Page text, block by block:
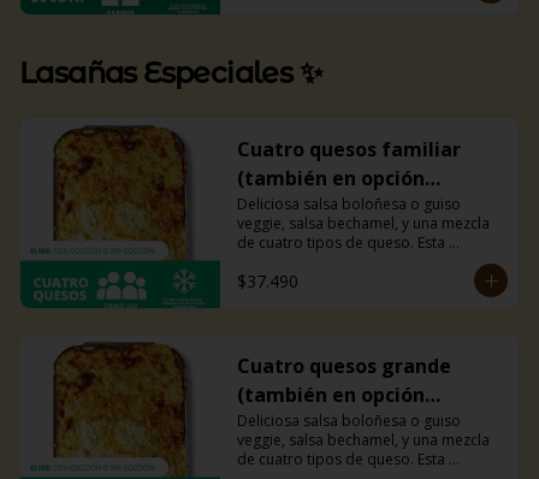
Lasañas Especiales ✨
Cuatro quesos familiar
(también en opción
veggie)
Deliciosa salsa boloñesa o guiso
veggie, salsa bechamel, y una mezcla
de cuatro tipos de queso. Esta
combinación hará explotar tu paladar.
Recomendada para 4 personas.
$37.490
Cuatro quesos grande
(también en opción
veggie)
Deliciosa salsa boloñesa o guiso
veggie, salsa bechamel, y una mezcla
de cuatro tipos de queso. Esta